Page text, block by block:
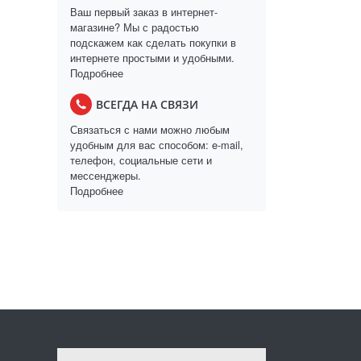
Ваш первый заказ в интернет-
магазине? Мы с радостью
подскажем как сделать покупки в
интернете простыми и удобными.
Подробнее
ВСЕГДА НА СВЯЗИ
Связаться с нами можно любым
удобным для вас способом: e-mail,
телефон, социальные сети и
мессенджеры.
Подробнее